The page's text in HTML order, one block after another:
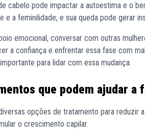
cabelo pode impactar a autoestima e o
e a feminilidade, e sua queda pode gerar
emocional, conversar com outras
a confiança e enfrentar essa fase com
para lidar com essa mudança.
que podem ajudar
opções de tratamento para reduzir
o crescimento capilar.